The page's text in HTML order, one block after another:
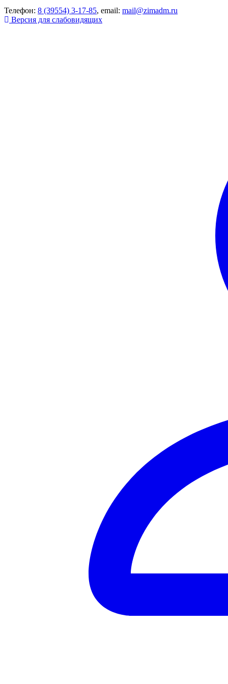
Телефон: 8 (39554) 3-17-85, email: mail@zimadm.ru
Версия для слабовидящих